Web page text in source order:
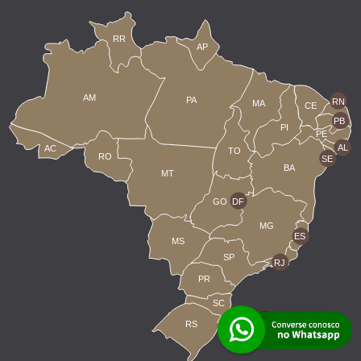
TO
BA
SE
PE
AL
RN
CE
PI
MA
AP
PA
RR
AM
AC
RO
MT
MS
GO
PR
SC
RS
SP
MG
RJ
ES
DF
PB